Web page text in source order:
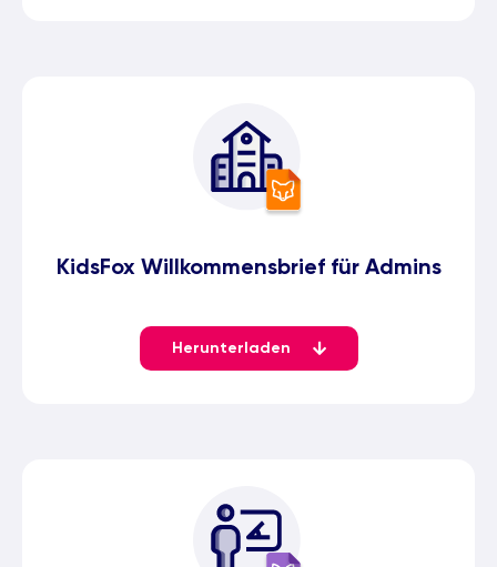
KidsFox Willkommensbrief für Admins
Herunterladen